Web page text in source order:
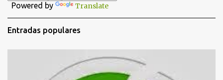
r
o
s
Powered by Translate
Entradas populares